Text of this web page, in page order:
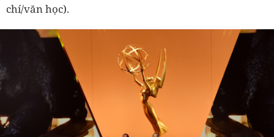
chí/văn học).